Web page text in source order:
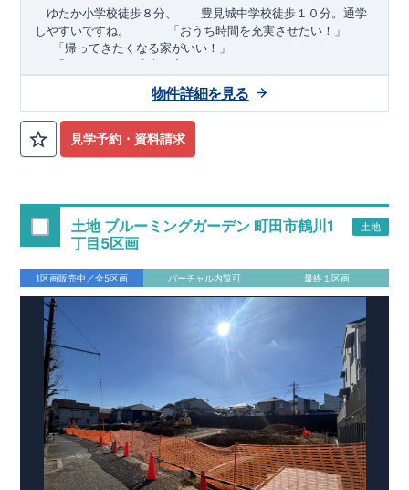
ゆたか小学校徒歩８分、 豊見城中学校徒歩１０分。通学
しやすいですね。
「おうち時間を充実させたい！」
「帰ってきたくなる家がいい！」
「おしゃれなら建売住宅もありかも！」
TEL:098-860-2201（火・水曜日定休日、年末年始休み）
■オプションではありません！全棟標準搭載
ム・ガス衣類乾燥機・食洗器・宅配ボックス・玄関電子キー・
成材にヒノキを使用しております！
■長期優良住宅もっと詳しく
「いい家を作って、きちんと手
7つの厳しい技術基準をクリアした物件だけが認定を受けられる
長期優良住宅。
長期優良住宅として認定を受けるためには、国が定めた下記7つ
の技術基準をクリアする必要があります。東栄住宅は全棟でク
リア！①耐震性②劣化対策③維持管理性④住戸面積⑤省エネル
ギー性⑥居住環境⑦維持保全管理
そのほかの魅力として、住宅ローン金利優遇、固定資産税の減
税、中古市場での売却時にも有利です。
住宅性能評価ダブル
取得
「設計」と「建設」のダブルで性
能を評価されています！図面を第三者機関へ提出します。外部
評価委員が建設中に3回、竣工時に1回の現場検査が行われま
す。構造の安定、劣化の軽減、維持管理への配慮、温熱環境・
エネルギー消費量（断熱等性能）の必須4分野、空気環境で、最
高等級取得！ ■ 耐震等級3 もっと詳しく 東栄住宅の建物
は、国が定めた耐震最高等級3を取得。建築基準法に定められ
当社こだわりの空間アイディアをショート動画で
ご紹介しています。ここをクリック
見学予約・資料請求
物件詳細を見る
土地 ブルーミングガーデン 町田市鶴川1
丁目5区画
土地
1区画販売中／全5区画 バーチャル内覧可 最終１区画